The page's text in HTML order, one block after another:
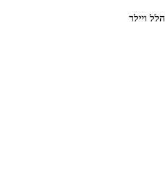
הלל ויילר